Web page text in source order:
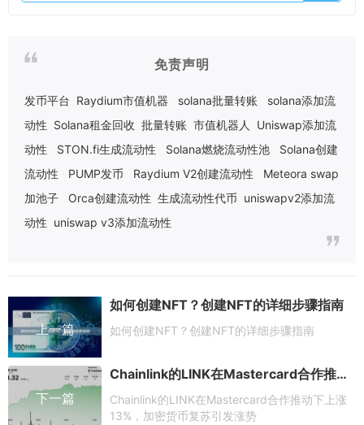
免责声明
发币平台 Raydium市值机器 solana批量转账
solana添加流
动性 Solana租金回收 批量转账 市值机器人
Uniswap添加流
动性
STON.fi生成流动性 Solana燃烧流动性池
Solana创建
流动性
PUMP发币 Raydium V2创建流动性
Meteora swap
加池子
Orca创建流动性 生成流动性代币 uniswapv2添加流
动性 uniswap v3添加流动性
上一篇
如何创建NFT？创建NFT的详细步骤指南
如何创建NFT？创建NFT的详细步骤指南
下一篇
Chainlink的LINK在Mastercard合作推动下上涨13%，加密货币复苏引发涨势
Chainlink的LINK在Mastercard合作推动下上涨
13%，加密货币复苏引发涨势